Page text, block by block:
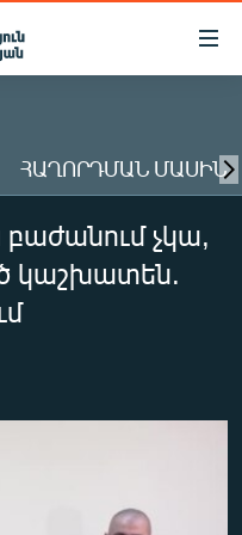
ՀԱՂՈՐԴՄԱՆ ՄԱՍԻՆ
բաժանում չկա,
կաշխատեն.